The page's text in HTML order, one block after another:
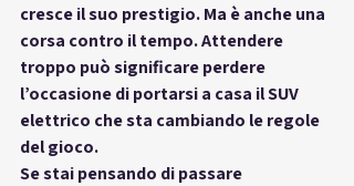
cresce il suo prestigio. Ma è anche una
corsa contro il tempo. Attendere
troppo può significare perdere
l’occasione di portarsi a casa il SUV
elettrico che sta cambiando le regole
del gioco.
Se stai pensando di passare